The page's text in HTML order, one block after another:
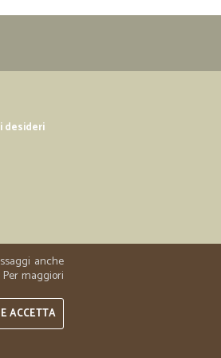
desideri
anche
maggiori
ACCETTA